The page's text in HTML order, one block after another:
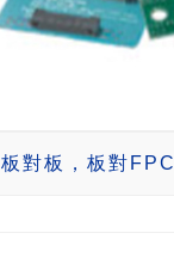
板對板，板對FPC